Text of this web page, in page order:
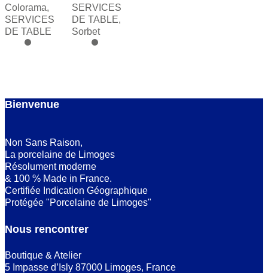
Colorama,
SERVICES
DE TABLE
SERVICES
DE TABLE,
Sorbet
Bienvenue
Non Sans Raison,
La porcelaine de Limoges
Résolument moderne
& 100 % Made in France.
Certifiée Indication Géographique
Protégée "Porcelaine de Limoges"
Nous rencontrer
Boutique & Atelier
5 Impasse d’Isly 87000 Limoges, France